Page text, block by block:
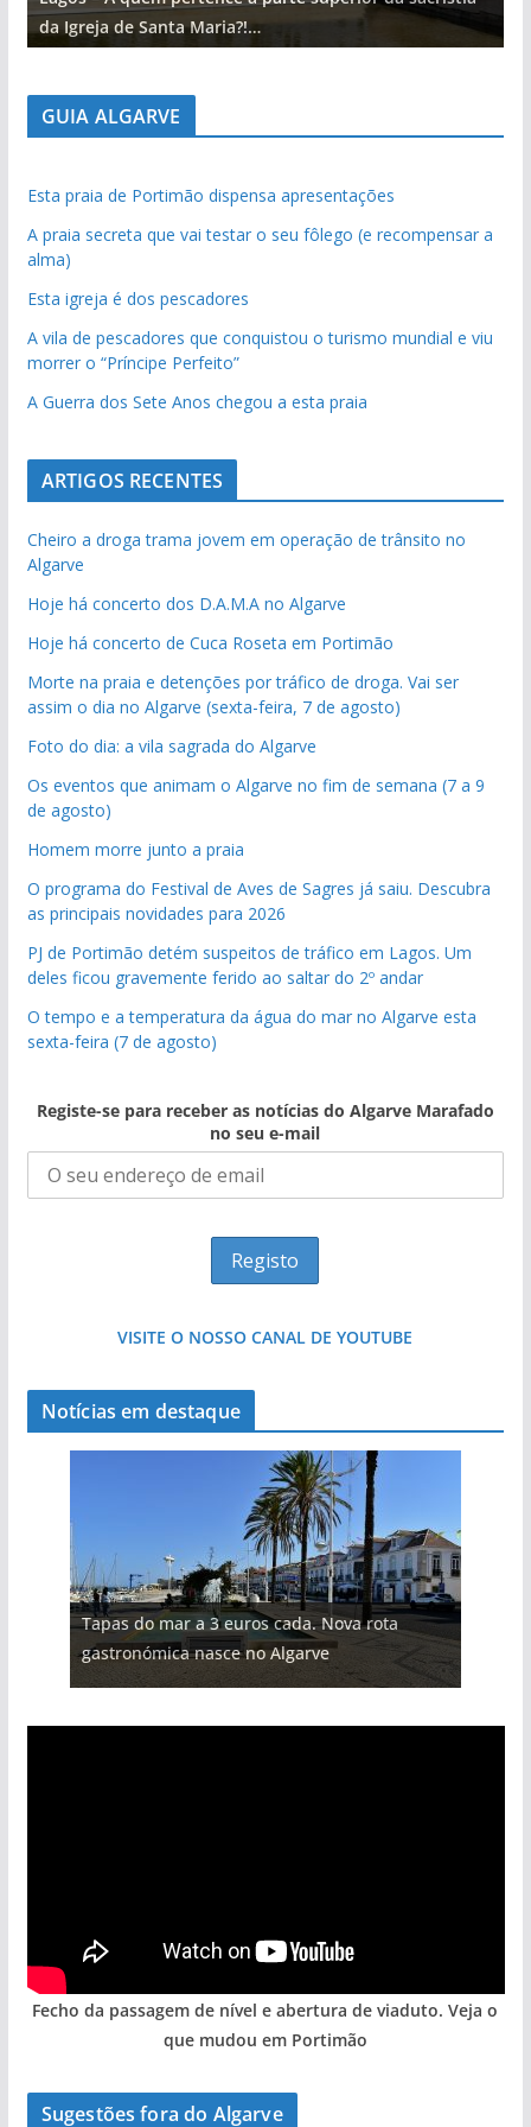
da Igreja de Santa Maria?!…
GUIA ALGARVE
Esta praia de Portimão dispensa apresentações
A praia secreta que vai testar o seu fôlego (e recompensar a
alma)
Esta igreja é dos pescadores
A vila de pescadores que conquistou o turismo mundial e viu
morrer o “Príncipe Perfeito”
A Guerra dos Sete Anos chegou a esta praia
ARTIGOS RECENTES
Cheiro a droga trama jovem em operação de trânsito no
Algarve
Hoje há concerto dos D.A.M.A no Algarve
Hoje há concerto de Cuca Roseta em Portimão
Morte na praia e detenções por tráfico de droga. Vai ser
assim o dia no Algarve (sexta-feira, 7 de agosto)
Foto do dia: a vila sagrada do Algarve
Os eventos que animam o Algarve no fim de semana (7 a 9
de agosto)
Homem morre junto a praia
O programa do Festival de Aves de Sagres já saiu. Descubra
as principais novidades para 2026
PJ de Portimão detém suspeitos de tráfico em Lagos. Um
deles ficou gravemente ferido ao saltar do 2º andar
O tempo e a temperatura da água do mar no Algarve esta
sexta-feira (7 de agosto)
Registe-se para receber as notícias do Algarve Marafado
no seu e-mail
VISITE O NOSSO CANAL DE YOUTUBE
Notícias em destaque
Tapas do mar a 3 euros cada. Nova rota
gastronómica nasce no Algarve
Fecho da passagem de nível e abertura de viaduto. Veja o
que mudou em Portimão
Sugestões fora do Algarve